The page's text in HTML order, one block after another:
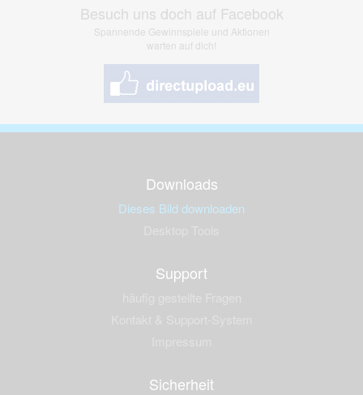
Besuch uns doch auf Facebook
Spannende Gewinnspiele und Aktionen
warten auf dich!
Downloads
Dieses Bild downloaden
Support
Sicherheit